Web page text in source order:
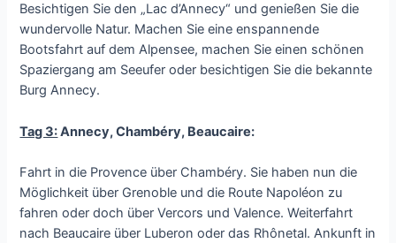
Besichtigen Sie den „Lac d’Annecy“ und genießen Sie die
wundervolle Natur. Machen Sie eine enspannende
Bootsfahrt auf dem Alpensee, machen Sie einen schönen
Spaziergang am Seeufer oder besichtigen Sie die bekannte
Burg Annecy.
Tag 3:Annecy, Chambéry, Beaucaire:
Fahrt in die Provence über Chambéry. Sie haben nun die
Möglichkeit über Grenoble und die Route Napoléon zu
fahren oder doch über Vercors und Valence. Weiterfahrt
nach Beaucaire über Luberon oder das Rhônetal. Ankunft in